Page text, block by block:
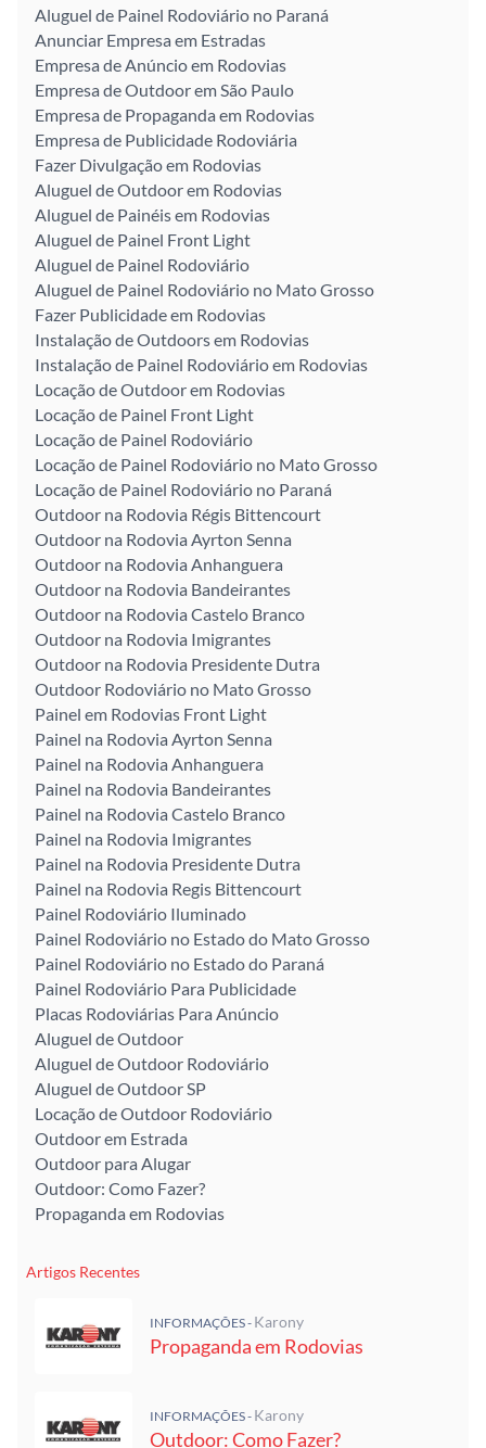
Aluguel de Painel Rodoviário no Paraná
Anunciar Empresa em Estradas
Empresa de Anúncio em Rodovias
Empresa de Outdoor em São Paulo
Empresa de Propaganda em Rodovias
Empresa de Publicidade Rodoviária
Fazer Divulgação em Rodovias
Aluguel de Outdoor em Rodovias
Aluguel de Painéis em Rodovias
Aluguel de Painel Front Light
Aluguel de Painel Rodoviário
Aluguel de Painel Rodoviário no Mato Grosso
Fazer Publicidade em Rodovias
Instalação de Outdoors em Rodovias
Instalação de Painel Rodoviário em Rodovias
Locação de Outdoor em Rodovias
Locação de Painel Front Light
Locação de Painel Rodoviário
Locação de Painel Rodoviário no Mato Grosso
Locação de Painel Rodoviário no Paraná
Outdoor na Rodovia Régis Bittencourt
Outdoor na Rodovia Ayrton Senna
Outdoor na Rodovia Anhanguera
Outdoor na Rodovia Bandeirantes
Outdoor na Rodovia Castelo Branco
Outdoor na Rodovia Imigrantes
Outdoor na Rodovia Presidente Dutra
Outdoor Rodoviário no Mato Grosso
Painel em Rodovias Front Light
Painel na Rodovia Ayrton Senna
Painel na Rodovia Anhanguera
Painel na Rodovia Bandeirantes
Painel na Rodovia Castelo Branco
Painel na Rodovia Imigrantes
Painel na Rodovia Presidente Dutra
Painel na Rodovia Regis Bittencourt
Painel Rodoviário Iluminado
Painel Rodoviário no Estado do Mato Grosso
Painel Rodoviário no Estado do Paraná
Painel Rodoviário Para Publicidade
Placas Rodoviárias Para Anúncio
Aluguel de Outdoor
Aluguel de Outdoor Rodoviário
Aluguel de Outdoor SP
Locação de Outdoor Rodoviário
Outdoor em Estrada
Outdoor para Alugar
Outdoor: Como Fazer?
Propaganda em Rodovias
Artigos Recentes
INFORMAÇÕES - Karony
Propaganda em Rodovias
INFORMAÇÕES - Karony
Outdoor: Como Fazer?